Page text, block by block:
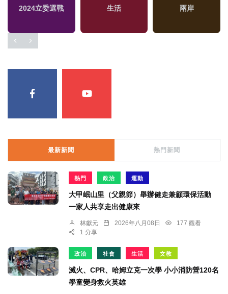
2024立委選戰 生活 兩岸
最新新聞 熱門新聞
熱門 政治 運動
大甲岷山里（父親節）舉辦健走兼顧環保活動
一家人共享走出健康來
林獻元 2026年八月08日
177 觀看
1 分享
政治 社會 生活 文教
滅火、CPR、哈姆立克一次學 小小消防營120名
學童變身救火英雄